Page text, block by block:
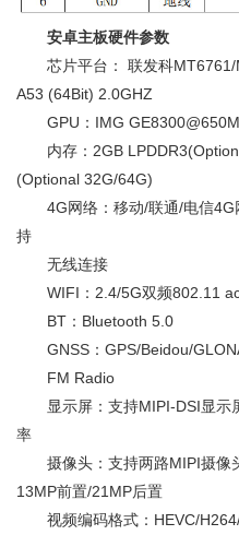
安卓主板硬件参数
芯片平台： 联发科MT6761/
A53 (64Bit) 2.0GHZ
GPU：IMG
内存：2GB
(Optional 32G/64G)
4G网络：移动/联通/电信4G
持
无线连接
WIFI：2.4/5G双频802.11
BT：Bluetooth 5.0
GNSS：GPS/Beidou/
FM Radio
显示屏：支持MIPI-DSI显示
率
摄像头：支持两路MIPI摄像
13MP前置/21MP后置
视频编码格式：HEVC/H264/